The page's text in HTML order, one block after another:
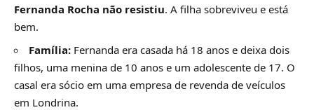
Fernanda Rocha não resistiu. A filha sobreviveu e está
bem.
Família: Fernanda era casada há 18 anos e deixa dois
filhos, uma menina de 10 anos e um adolescente de 17. O
casal era sócio em uma empresa de revenda de veículos
em Londrina.